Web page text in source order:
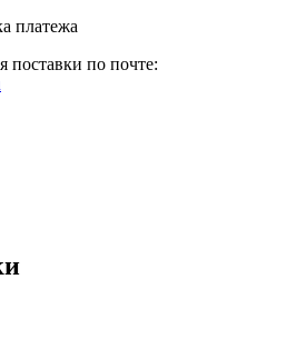
платежа
поставки по почте: